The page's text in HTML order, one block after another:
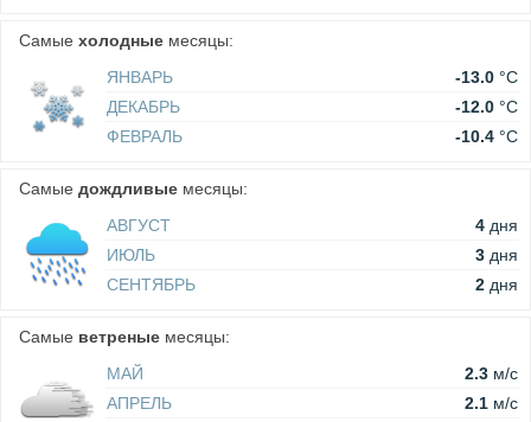
Самые холодные месяцы:
ЯНВАРЬ
-13.0 °C
ДЕКАБРЬ
-12.0 °C
ФЕВРАЛЬ
-10.4 °C
Самые дождливые месяцы:
АВГУСТ
4 дня
ИЮЛЬ
3 дня
СЕНТЯБРЬ
2 дня
Самые ветреные месяцы:
МАЙ
2.3 м/c
АПРЕЛЬ
2.1 м/c